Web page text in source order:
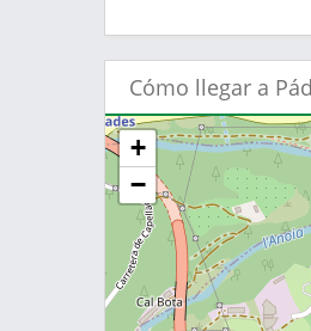
Cómo llegar a
+
−